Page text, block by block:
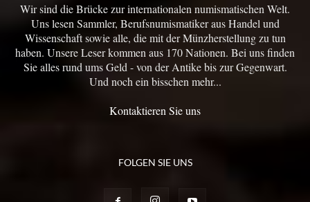
Wir sind die Brücke zur internationalen numismatischen Welt.
Uns lesen Sammler, Berufsnumismatiker aus Handel und
Wissenschaft sowie alle, die mit der Münzherstellung zu tun
haben. Unsere Leser kommen aus 170 Nationen. Bei uns finden
Sie alles rund ums Geld - von der Antike bis zur Gegenwart.
Und noch ein bisschen mehr...
Kontaktieren Sie uns
FOLGEN SIE UNS